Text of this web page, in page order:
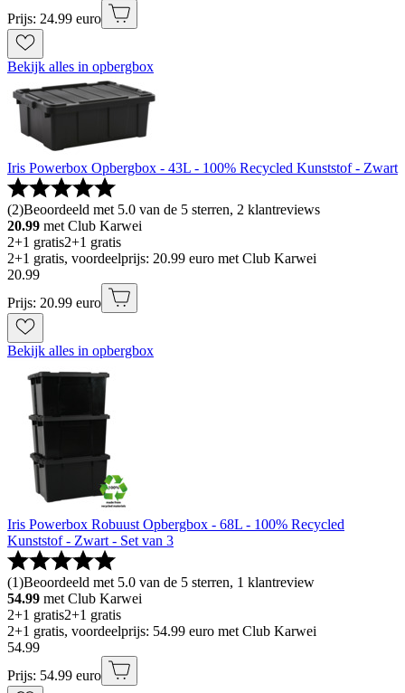
Prijs: 24.99 euro
Bekijk alles in opbergbox
Iris Powerbox Opbergbox - 43L - 100% Recycled Kunststof - Zwart
(2)Beoordeeld met 5.0 van de 5 sterren, 2 klantreviews
20.99 met Club Karwei
2+1 gratis2+1 gratis
2+1 gratis, voordeelprijs: 20.99 euro met Club Karwei
20.99
Prijs: 20.99 euro
Bekijk alles in opbergbox
Iris Powerbox Robuust Opbergbox - 68L - 100% Recycled
Kunststof - Zwart - Set van 3
(1)Beoordeeld met 5.0 van de 5 sterren, 1 klantreview
54.99 met Club Karwei
2+1 gratis2+1 gratis
2+1 gratis, voordeelprijs: 54.99 euro met Club Karwei
54.99
Prijs: 54.99 euro